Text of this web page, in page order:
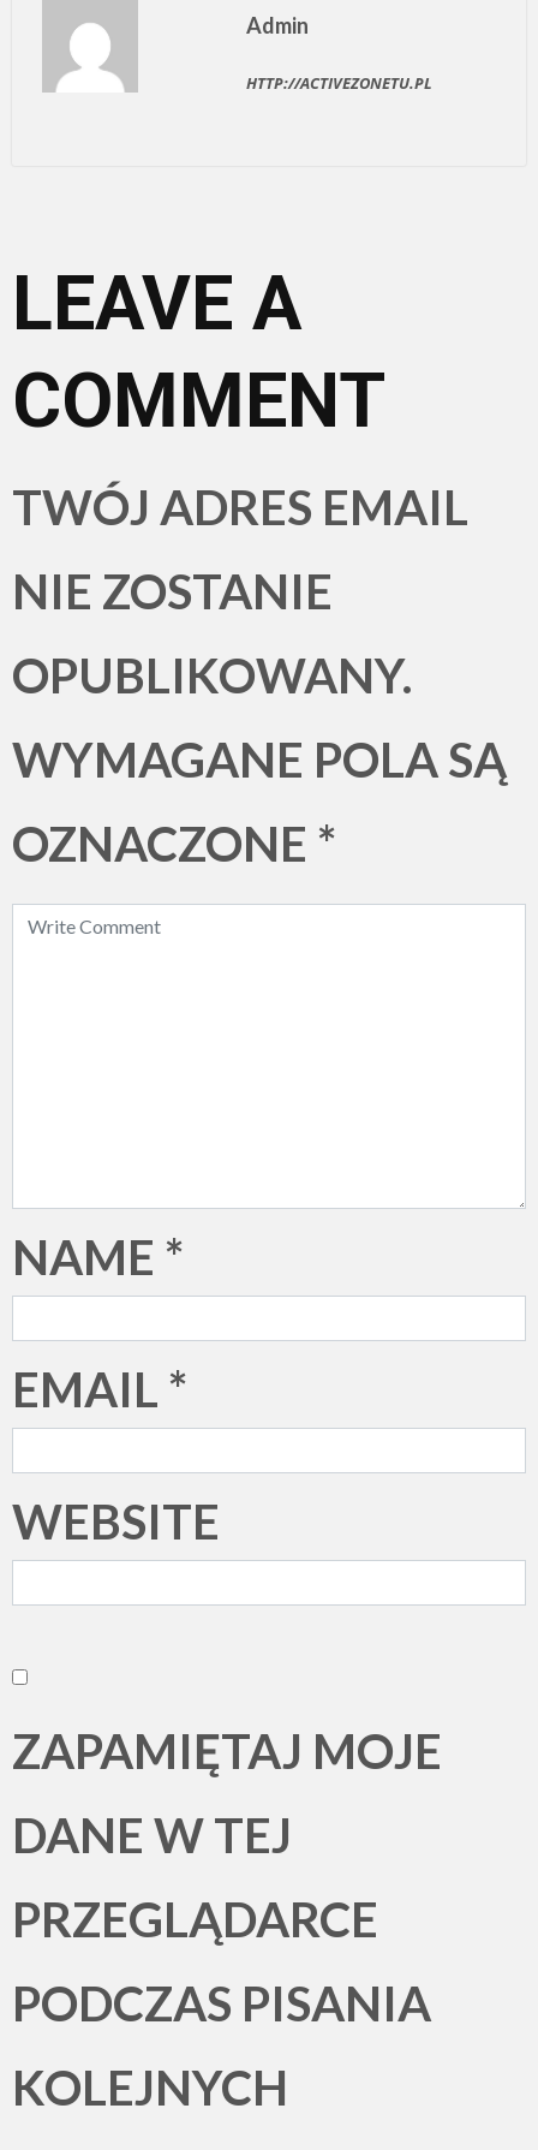
Admin
HTTP://ACTIVEZONETU.PL
LEAVE A
COMMENT
TWÓJ ADRES EMAIL
NIE ZOSTANIE
OPUBLIKOWANY.
WYMAGANE POLA SĄ
OZNACZONE *
NAME *
EMAIL *
WEBSITE
ZAPAMIĘTAJ MOJE
DANE W TEJ
PRZEGLĄDARCE
PODCZAS PISANIA
KOLEJNYCH